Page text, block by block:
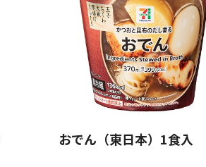
おでん（東日本）1食入